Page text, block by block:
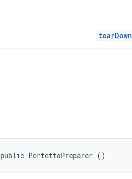
tearDown
public PerfettoPreparer ()